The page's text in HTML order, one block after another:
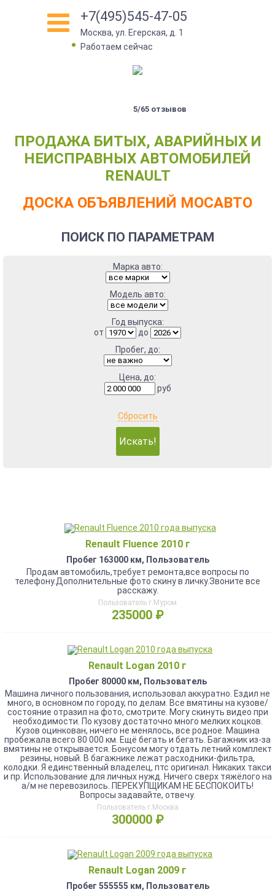
+7(495)545-47-05
Москва, ул. Егерская, д. 1
• Работаем сейчас
5/65 отзывов
ПРОДАЖА БИТЫХ, АВАРИЙНЫХ И
НЕИСПРАВНЫХ АВТОМОБИЛЕЙ
RENAULT
ДОСКА ОБЪЯВЛЕНИЙ МОСАВТО
ПОИСК ПО ПАРАМЕТРАМ
Марка авто:
Модель авто:
Год выпуска:
от
до
Пробег, до:
Цена, до:
руб
Сбросить
Renault Fluence 2010 г
Пробег 163000 км, Пользователь
Продам автомобиль,требует ремонта,все вопросы по
телефону.Дополнительные фото скину в личку.Звоните все
расскажу.
Пользователь г.Муром
235000 ₽
Renault Logan 2010 г
Пробег 80000 км, Пользователь
Машина личного пользования, использовал аккуратно. Ездил не
много, в основном по городу, по делам. Все вмятины на кузове/
состояние отразил на фото, смотрите. Могу скинуть видео при
необходимости. По кузову достаточно много мелких коцков.
Кузов оцинкован, ничего не менялось, все родное. Машина
пробежала всего 80 000 км. Ещё бегать и бегать. Багажник из-за
вмятины не открывается. Бонусом могу отдать летний комплект
резины, новый. В багажнике лежат расходники-фильтра,
колодки. Я единственный владелец, птс оригинал. Никаких такси
и пр. Использование для личных нужд. Ничего сверх тяжёлого на
а/м не перевозилось. ПЕРЕКУПЩИКАМ НЕ БЕСПОКОИТЬ!
Вопросы задавайте, отвечу.
Пользователь г.Москва
300000 ₽
Renault Logan 2009 г
Пробег 555555 км, Пользователь